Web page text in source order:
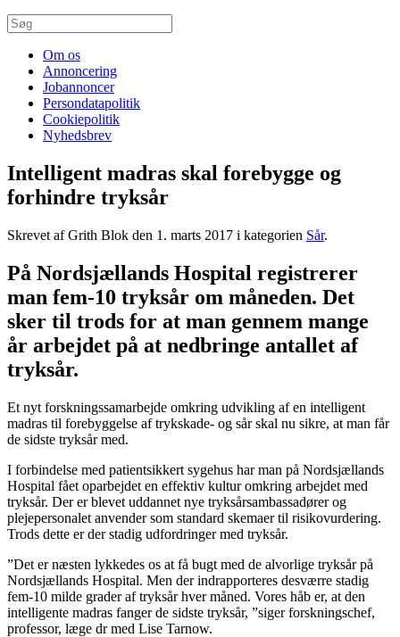
Om os
Annoncering
Jobannoncer
Persondatapolitik
Cookiepolitik
Nyhedsbrev
Intelligent madras skal forebygge og
forhindre tryksår
Skrevet af Grith Blok den 1. marts 2017 i kategorien Sår.
På Nordsjællands Hospital registrerer
man fem-10 tryksår om måneden. Det
sker til trods for at man gennem mange
år arbejdet på at nedbringe antallet af
tryksår.
Et nyt forskningssamarbejde omkring udvikling af en intelligent
madras til forebyggelse af trykskade- og sår skal nu sikre, at man får
de sidste tryksår med.
I forbindelse med patientsikkert sygehus har man på Nordsjællands
Hospital fået oparbejdet en effektiv kultur omkring arbejdet med
tryksår. Der er blevet uddannet nye tryksårsambassadører og
plejepersonalet anvender som standard skemaer til risikovurdering.
Trods dette er der stadig udfordringer med tryksår.
”Det er næsten lykkedes os at få bugt med de alvorlige tryksår på
Nordsjællands Hospital. Men der indrapporteres desværre stadig
fem-10 milde grader af tryksår hver måned. Vores håb er, at den
intelligente madras fanger de sidste tryksår, ”siger forskningschef,
professor, læge dr med Lise Tarnow.